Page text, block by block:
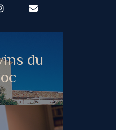
du